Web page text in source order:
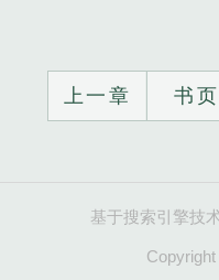
上一章 书页
基于搜索引擎技